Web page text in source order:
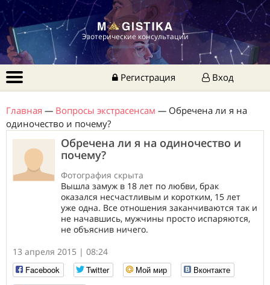
Эзотерические консультации
Регистрация Вход
Главная — Вопросы экстрасенсам — Обречена ли я на
одиночество и почему?
Обречена ли я на одиночество и
почему?
Фотография скрыта
Вышла замуж в 18 лет по любви, брак
оказался несчастливым и коротким, 15 лет
уже одна. Все отношения заканчиваются так и
не начавшись, мужчины просто испаряются,
не объяснив ничего.
13 апреля 2015 | 08:24
Facebook
Twitter Мой мир
Вконтакте